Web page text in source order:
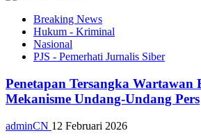
Breaking News
Hukum - Kriminal
Nasional
PJS - Pemerhati Jurnalis Siber
Penetapan Tersangka Wartawan
Mekanisme Undang-Undang Pers
adminCN 12 Februari 2026